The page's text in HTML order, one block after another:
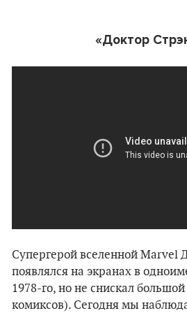
«Доктор
Супергерой вселенной Marvel
появлялся на экранах в
1978-го, но не снискал
комиксов). Сегодня мы